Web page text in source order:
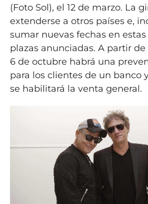
(Foto Sol), el 12 de marzo. La
extenderse a otros países e,
sumar nuevas fechas en
plazas anunciadas. A partir
6 de octubre habrá una
para los clientes de un banco
se habilitará la venta general.